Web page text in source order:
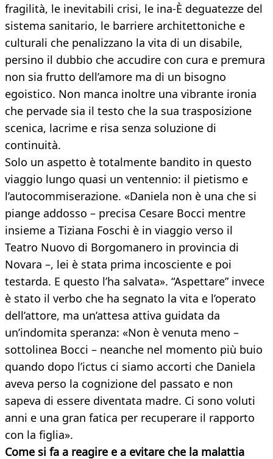
fragilità, le inevitabili crisi, le ina-È deguatezze del
sistema sanitario, le barriere architettoniche e
culturali che penalizzano la vita di un disabile,
persino il dubbio che accudire con cura e premura
non sia frutto dell’amore ma di un bisogno
egoistico. Non manca inoltre una vibrante ironia
che pervade sia il testo che la sua trasposizione
scenica, lacrime e risa senza soluzione di
continuità.
Solo un aspetto è totalmente bandito in questo
viaggio lungo quasi un ventennio: il pietismo e
l’autocommiserazione. «Daniela non è una che si
piange addosso – precisa Cesare Bocci mentre
insieme a Tiziana Foschi è in viaggio verso il
Teatro Nuovo di Borgomanero in provincia di
Novara –, lei è stata prima incosciente e poi
testarda. E questo l’ha salvata». “Aspettare” invece
è stato il verbo che ha segnato la vita e l’operato
dell’attore, ma un’attesa attiva guidata da
un’indomita speranza: «Non è venuta meno –
sottolinea Bocci – neanche nel momento più buio
quando dopo l’ictus ci siamo accorti che Daniela
aveva perso la cognizione del passato e non
sapeva di essere diventata madre. Ci sono voluti
anni e una gran fatica per recuperare il rapporto
con la figlia».
Come si fa a reagire e a evitare che la malattia